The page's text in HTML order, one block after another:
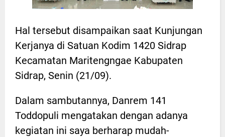
Hal tersebut disampaikan saat Kunjungan
Kerjanya di Satuan Kodim 1420 Sidrap
Kecamatan Maritengngae Kabupaten
Sidrap, Senin (21/09).
Dalam sambutannya, Danrem 141
Toddopuli mengatakan dengan adanya
kegiatan ini saya berharap mudah-